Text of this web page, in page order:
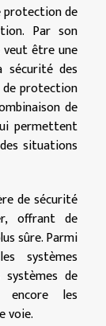
protection de
Par son
être une
sécurité des
de protection
de
permettent
situations
de sécurité
offrant de
sûre. Parmi
systèmes
systèmes de
encore les
voie.